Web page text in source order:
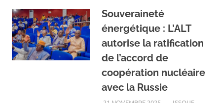
Souveraineté
énergétique : L’ALT
autorise la ratification
de l’accord de
coopération nucléaire
avec la Russie